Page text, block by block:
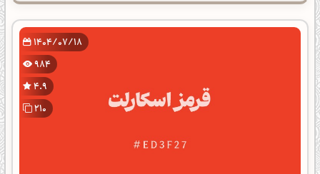
1404/07/18
984
4.9
210